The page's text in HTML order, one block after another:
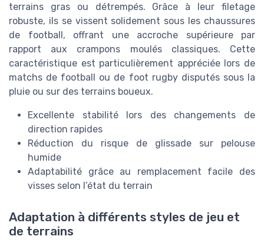
terrains gras ou détrempés. Grâce à leur filetage
robuste, ils se vissent solidement sous les chaussures
de football, offrant une accroche supérieure par
rapport aux crampons moulés classiques. Cette
caractéristique est particulièrement appréciée lors de
matchs de football ou de foot rugby disputés sous la
pluie ou sur des terrains boueux.
Excellente stabilité lors des changements de
direction rapides
Réduction du risque de glissade sur pelouse
humide
Adaptabilité grâce au remplacement facile des
visses selon l’état du terrain
Adaptation à différents styles de jeu et
de terrains